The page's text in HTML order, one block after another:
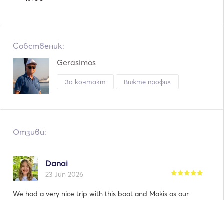
Собственик:
Gerasimos
За контакт Вижте профил
Отзиви:
Danai
23 Jun 2026
We had a very nice trip with this boat and Makis as our